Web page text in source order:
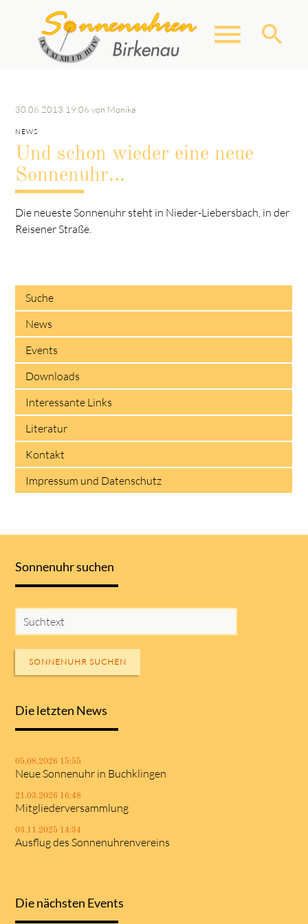
menu search
Suchbegriffe
30.06.2013 19:06 von Monika
NEWS
Und schon wieder eine neue
Sonnenuhr...
Die neueste Sonnenuhr steht in Nieder-Liebersbach, in der
Reisener Straße.
Suche
News
Events
Downloads
Interessante Links
Literatur
Kontakt
Impressum und Datenschutz
Sonnenuhr suchen
SONNENUHR SUCHEN
Die letzten News
05.08.2026 15:55
Neue Sonnenuhr in Buchklingen
21.03.2026 16:48
Mitgliederversammlung
03.11.2025 14:34
Ausflug des Sonnenuhrenvereins
Die nächsten Events